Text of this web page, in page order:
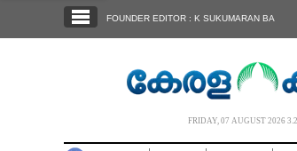
NOTIFIED NEWS
FOUNDER EDITOR : K SUKUMARAN BA
FRIDAY, 07 AUGUST 2026